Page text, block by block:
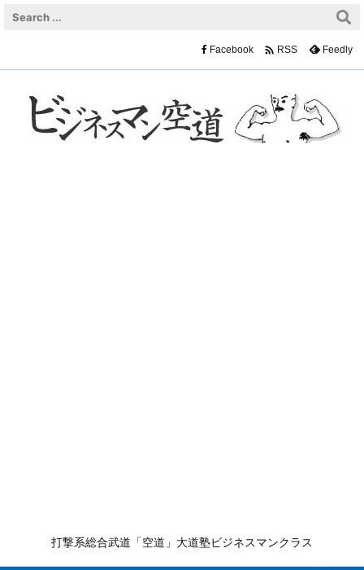
打撃系総合武道「空道」大道塾ビジネスマンクラス
Facebook  RSS Feedly